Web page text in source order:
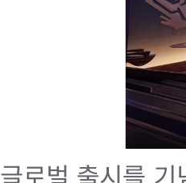
글로벌 출시를